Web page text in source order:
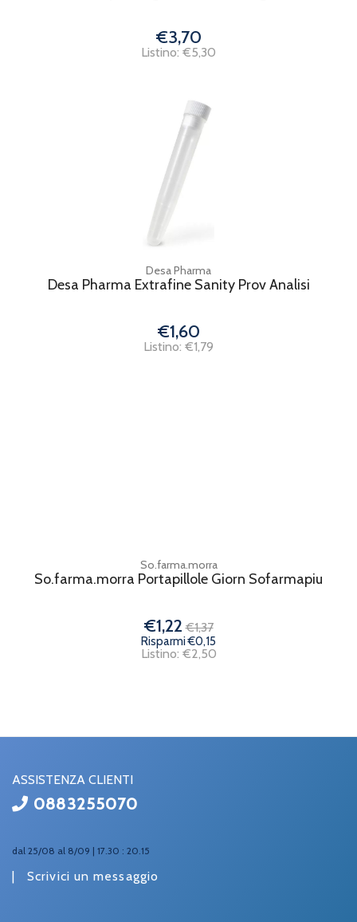
€3,70
Listino: €5,30
Desa Pharma
Desa Pharma Extrafine Sanity Prov Analisi
€1,60
Listino: €1,79
So.farma.morra
So.farma.morra Portapillole Giorn Sofarmapiu
€1,22 €1,37
Risparmi €0,15
Listino: €2,50
ASSISTENZA CLIENTI
0883255070
dal 25/08 al 8/09 | 17.30 : 20.15
| Scrivici un messaggio